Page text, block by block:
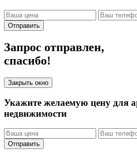
Отправить
Запрос отправлен,
спасибо!
Закрыть окно
Укажите желаемую цену для
недвижимости
Отправить